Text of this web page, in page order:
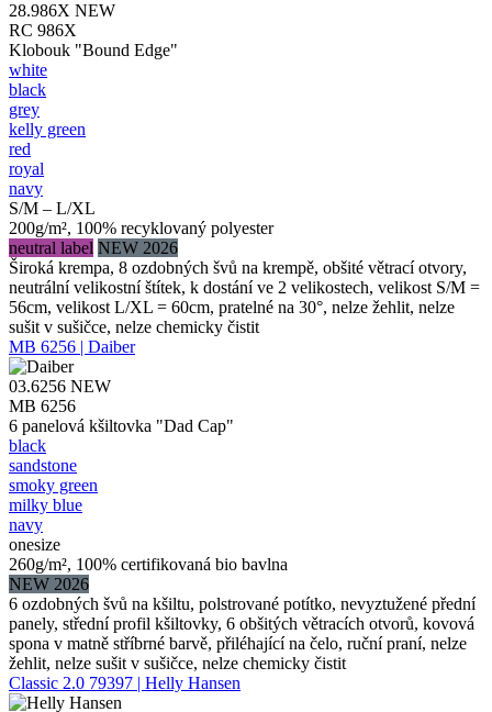
28.986X NEW
RC 986X
Klobouk "Bound Edge"
white
black
grey
kelly green
red
royal
navy
S/M – L/XL
200g/m², 100% recyklovaný polyester
neutral label NEW 2026
Široká krempa, 8 ozdobných švů na krempě, obšité větrací otvory,
neutrální velikostní štítek, k dostání ve 2 velikostech, velikost S/M =
56cm, velikost L/XL = 60cm, pratelné na 30°, nelze žehlit, nelze
sušit v sušičce, nelze chemicky čistit
MB 6256 | Daiber
03.6256 NEW
MB 6256
6 panelová kšiltovka "Dad Cap"
black
sandstone
smoky green
milky blue
navy
onesize
260g/m², 100% certifikovaná bio bavlna
NEW 2026
6 ozdobných švů na kšiltu, polstrované potítko, nevyztužené přední
panely, střední profil kšiltovky, 6 obšitých větracích otvorů, kovová
spona v matně stříbrné barvě, přiléhající na čelo, ruční praní, nelze
žehlit, nelze sušit v sušičce, nelze chemicky čistit
Classic 2.0 79397 | Helly Hansen